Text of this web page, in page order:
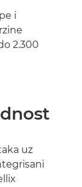
i
2.300
uz